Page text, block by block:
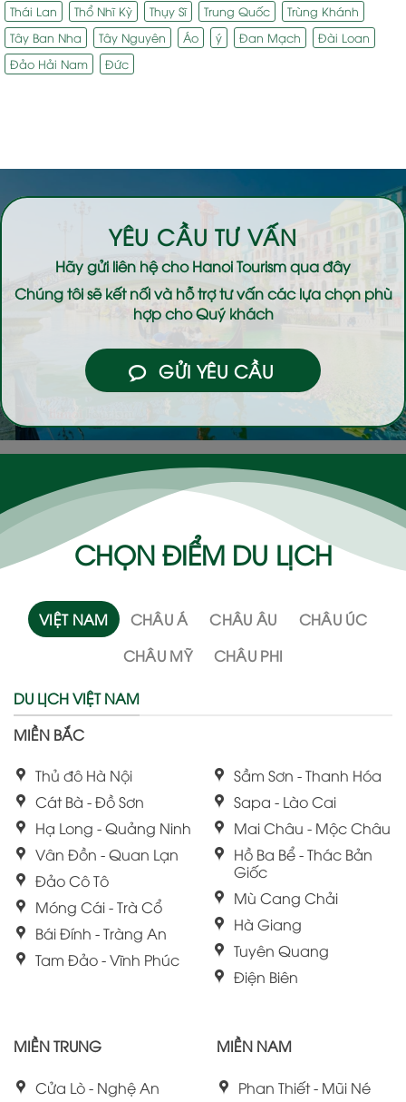
Thái Lan Thổ Nhĩ Kỳ Thụy Sĩ Trung Quốc
Trùng Khánh
Tây Ban Nha
Tây Nguyên Áo ý Đan Mạch
Đài Loan
Đảo Hải Nam
Đức
YÊU CẦU TƯ VẤN
Hãy gửi liên hệ choHanoi Tourismqua đây
Chúng tôi sẽ kết nối và hỗ trợ tư vấn các lựa chọn phù
hợp cho Quý khách
GỬI YÊU CẦU
CHỌN ĐIỂM DU LỊCH
VIỆT NAM CHÂU Á CHÂU ÂU
CHÂU ÚC
CHÂU MỸ
CHÂU PHI
DU LỊCH VIỆT NAM
MIỀN BẮC
Thủ đô Hà Nội
Cát Bà - Đồ Sơn
Hạ Long - Quảng Ninh
Vân Đồn - Quan Lạn
Đảo Cô Tô
Móng Cái - Trà Cổ
Bái Đính - Tràng An
Tam Đảo - Vĩnh Phúc
Sầm Sơn - Thanh Hóa
Sapa - Lào Cai
Mai Châu - Mộc Châu
Hồ Ba Bể - Thác Bản
Giốc
Mù Cang Chải
Hà Giang
Tuyên Quang
Điện Biên
MIỀN TRUNG
Cửa Lò - Nghệ An
MIỀN NAM
Phan Thiết - Mũi Né